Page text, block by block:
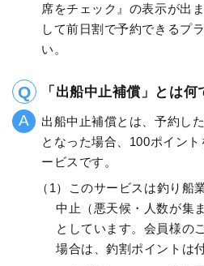
席をチェック』の表示が出
して前日割で予約できるプ
い。
「出船中止補償」とは何
出船中止補償とは、予約し
となった場合、100ポイン
ービスです。
（1）このサービスは釣り船
中止（悪天候・人数が集
としています。会員様の
場合は、釣割ポイントは